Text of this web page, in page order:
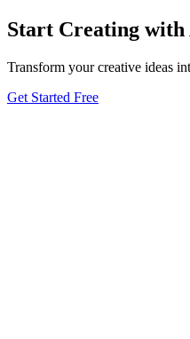
Start Creating
Transform your creative ideas
Get Started Free